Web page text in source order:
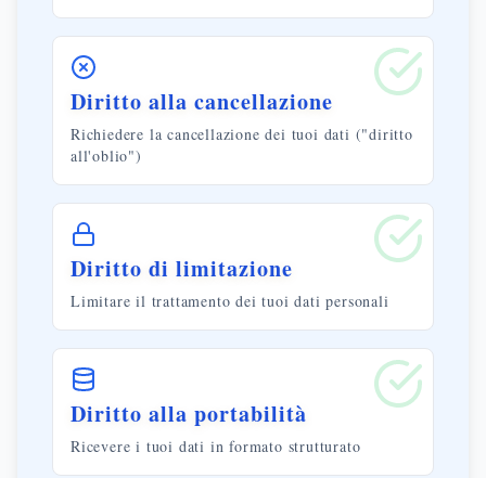
Diritto alla cancellazione
Richiedere la cancellazione dei tuoi dati ("diritto
all'oblio")
Diritto di limitazione
Limitare il trattamento dei tuoi dati personali
Diritto alla portabilità
Ricevere i tuoi dati in formato strutturato